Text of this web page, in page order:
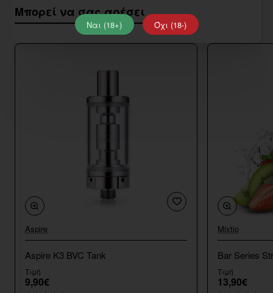
Ναι (18+) Όχι (18-)
Μπορεί να σας αρέσει
Aspire
Aspire K3 BVC Tank
Τιμή
9,90€
Mixtio
Bar Series
Τιμή
13,90€